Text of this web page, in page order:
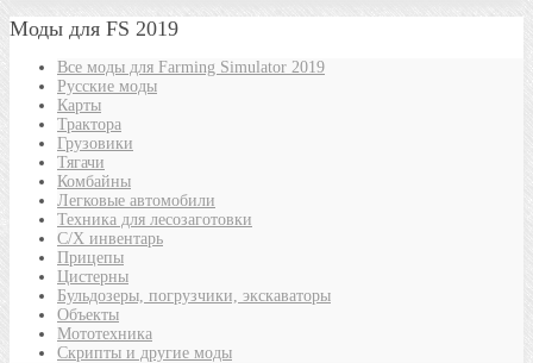
Моды для FS 2019
Все моды для Farming Simulator 2019
Русские моды
Карты
Трактора
Грузовики
Тягачи
Комбайны
Легковые автомобили
Техника для лесозаготовки
С/Х инвентарь
Прицепы
Цистерны
Бульдозеры, погрузчики, экскаваторы
Объекты
Мототехника
Скрипты и другие моды